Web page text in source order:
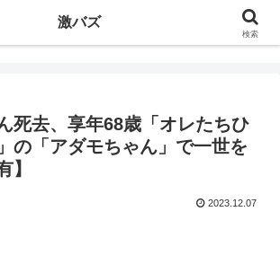
死去、享年68歳「オレたちひ
の「アダモちゃん」で一世を
】
2023.12.07
激バズ
検索